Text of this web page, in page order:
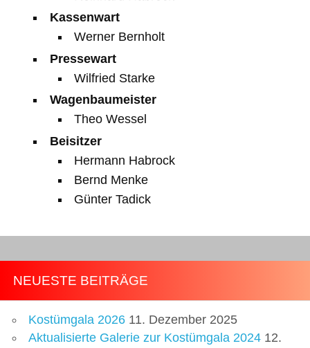
Kassenwart
Werner Bernholt
Pressewart
Wilfried Starke
Wagenbaumeister
Theo Wessel
Beisitzer
Hermann Habrock
Bernd Menke
Günter Tadick
NEUESTE BEITRÄGE
Kostümgala 2026 11. Dezember 2025
Aktualisierte Galerie zur Kostümgala 2024 12.